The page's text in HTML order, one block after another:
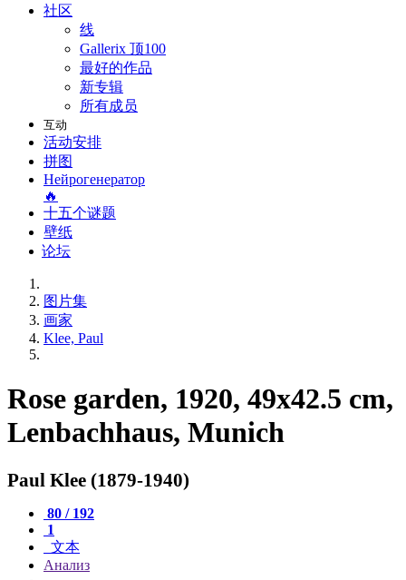
社区
线
Gallerix 顶100
最好的作品
新专辑
所有成员
互动
活动安排
拼图
Нейрогенератор
🔥
十五个谜题
壁纸
论坛
图片集
画家
Klee, Paul
Rose garden, 1920, 49x42.5 cm,
Lenbachhaus, Munich
Paul Klee (1879-1940)
80 / 192
1
文本
Анализ